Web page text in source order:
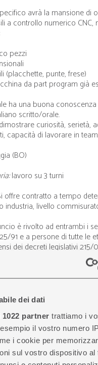
dei dati
partner trattiamo i
il vostro numero
i cookie per
sul vostro dispositivo al
avrà la mansione di
a controllo numerico CNC,
pezzi
(placchette, punte, frese)
da part program già
ha una buona
scritto/orale.
curiosità, serietà,
capacità di lavorare in
(BO)
lavoro su 3 turni
offre contratto a tempo
industria, livello
è rivolto ad entrambi i
91 e a persone di tutte le
dei decreti legislativi 215/